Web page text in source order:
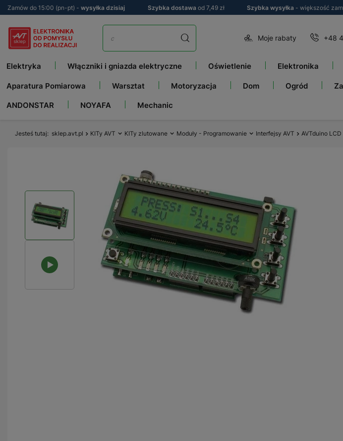
Zamów do 15:00 (pn-pt) - wysyłka dzisiaj Szybka dostawa od 7,49 zł Szybka wysyłka - większość
Moje rabaty +48
Elektryka Włączniki i gniazda elektryczne Oświetlenie Elektronika
Aparatura Pomiarowa Warsztat Motoryzacja Dom Ogród
ANDONSTAR NOYAFA Mechanic
Jesteś tutaj sklep.avt.pl KITy AVT KITy zlutowane Moduły - Programowanie Interfejsy AVT AVTduino